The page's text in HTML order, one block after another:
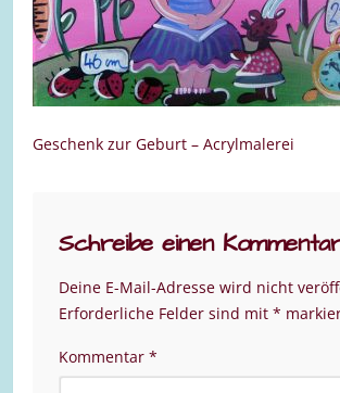
Geschenk zur Geburt – Acrylmalerei
Schreibe einen
Deine E-Mail-Adresse wird nicht
Erforderliche Felder sind mit *
Kommentar *